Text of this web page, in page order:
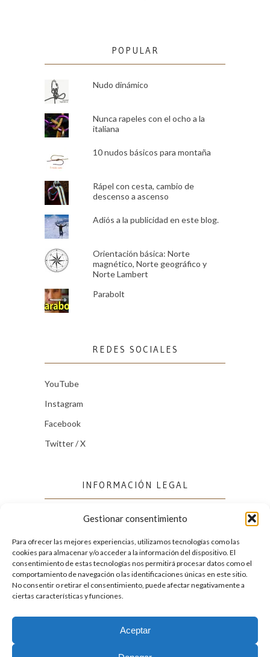
Gestionar consentimiento
Para ofrecer las mejores experiencias, utilizamos tecnologías como las
cookies para almacenar y/o acceder a la información del dispositivo. El
consentimiento de estas tecnologías nos permitirá procesar datos como el
comportamiento de navegación o las identificaciones únicas en este sitio.
No consentir o retirar el consentimiento, puede afectar negativamente a
ciertas características y funciones.
Aceptar
POPULAR
Nudo dinámico
Nunca rapeles con el ocho a la
italiana
10 nudos básicos para montaña
Rápel con cesta, cambio de
descenso a ascenso
Adiós a la publicidad en este blog.
Orientación básica: Norte
magnético, Norte geográfico y
Norte Lambert
Parabolt
REDES SOCIALES
YouTube
Instagram
Facebook
Twitter / X
INFORMACIÓN LEGAL
Política de cookies (UE)
Política de privacidad
FACEBOOK